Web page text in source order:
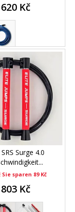
620 Kč
Surge 4.0
Sie sparen 89 Kč
803 Kč